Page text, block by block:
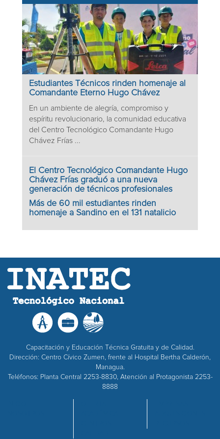
Estudiantes Técnicos rinden homenaje al
Comandante Eterno Hugo Chávez
En un ambiente de alegría, compromiso y
espíritu revolucionario, la comunidad educativa
del Centro Tecnológico Comandante Hugo
Chávez Frías ...
El Centro Tecnológico Comandante Hugo
Chávez Frías graduó a una nueva
generación de técnicos profesionales
Más de 60 mil estudiantes rinden
homenaje a Sandino en el 131 natalicio
Capacitación y Educación Técnica Gratuita y de Calidad.
Dirección: Centro Cívico Zumen, frente al Hospital Bertha Calderón,
Managua.
Teléfonos: Planta Central 2253-8830, Atención al Protagonista 2253-
8888